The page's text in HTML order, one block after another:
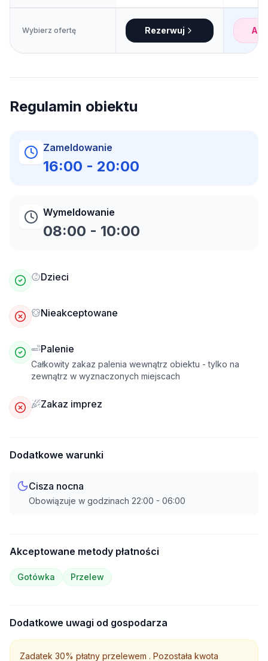
Wybierz ofertę Rezerwuj
Regulamin obiektu
Zameldowanie
16:00 - 20:00
Wymeldowanie
08:00 - 10:00
Dzieci
Nieakceptowane
Palenie
Całkowity zakaz palenia wewnątrz obiektu - tylko na
zewnątrz w wyznaczonych miejscach
Zakaz imprez
Dodatkowe warunki
Cisza nocna
Obowiązuje w godzinach 22:00 - 06:00
Akceptowane metody płatności
Gotówka Przelew
Dodatkowe uwagi od gospodarza
Zadatek 30% płatny przelewem . Pozostała kwota